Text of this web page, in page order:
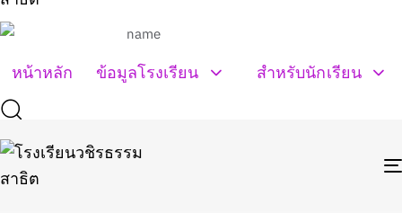
หน้าหลัก ข้อมูลโรงเรียน สำหรับนักเรียน